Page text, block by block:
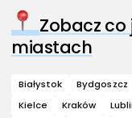
Zobacz
miastach
Białystok Bydgoszcz
Kielce
Kraków